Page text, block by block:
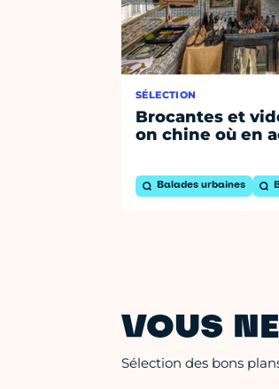
SÉLECTION
Brocantes et
on chine où en
Balades urbaines
VOUS
Sélection des bons